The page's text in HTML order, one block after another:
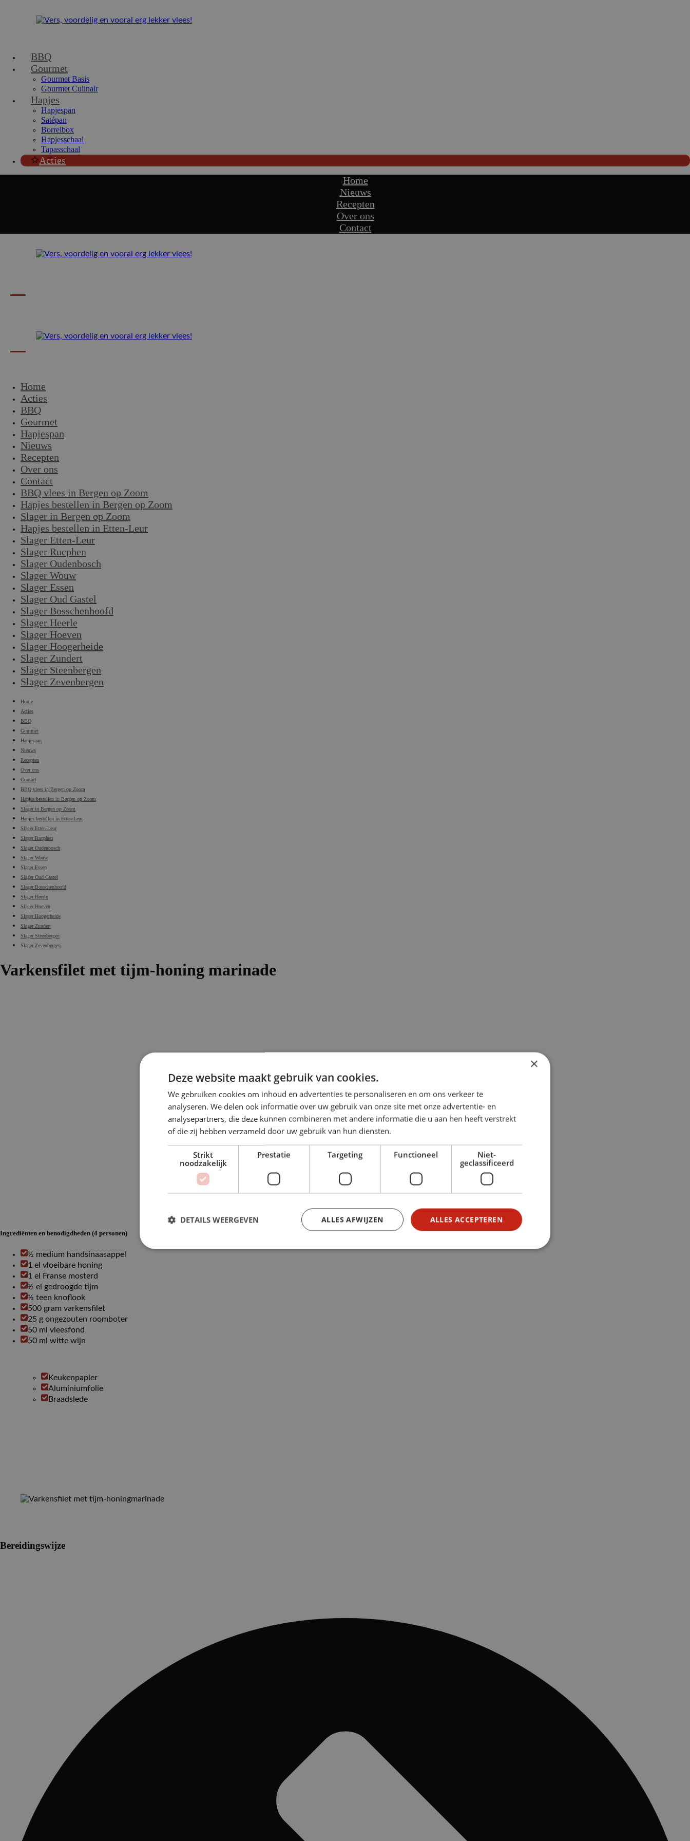
BBQ
Gourmet
Gourmet Basis
Gourmet Culinair
Hapjes
Hapjespan
Satépan
Borrelbox
Hapjesschaal
Tapasschaal
Acties
Home
Nieuws
Recepten
Over ons
Contact
Home
Acties
BBQ
Gourmet
Hapjespan
Nieuws
Recepten
Over ons
Contact
BBQ vlees in Bergen op Zoom
Hapjes bestellen in Bergen op Zoom
Slager in Bergen op Zoom
Hapjes bestellen in Etten-Leur
Slager Etten-Leur
Slager Rucphen
Slager Oudenbosch
Slager Wouw
Slager Essen
Slager Oud Gastel
Slager Bosschenhoofd
Slager Heerle
Slager Hoeven
Slager Hoogerheide
Slager Zundert
Slager Steenbergen
Slager Zevenbergen
Home
Acties
BBQ
Gourmet
Hapjespan
Nieuws
Recepten
Over ons
Contact
BBQ vlees in Bergen op Zoom
Hapjes bestellen in Bergen op Zoom
Slager in Bergen op Zoom
Hapjes bestellen in Etten-Leur
Slager Etten-Leur
Slager Rucphen
Slager Oudenbosch
Slager Wouw
Slager Essen
Slager Oud Gastel
Slager Bosschenhoofd
Slager Heerle
Slager Hoeven
Slager Hoogerheide
Slager Zundert
Slager Steenbergen
Slager Zevenbergen
Varkensfilet met tijm-honing marinade
Ingrediënten en benodigdheden (4 personen)
½ medium handsinaasappel
1 el vloeibare honing
1 el Franse mosterd
½ el gedroogde tijm
½ teen knoflook
500 gram varkensfilet
25 g ongezouten roomboter
50 ml vleesfond
50 ml witte wijn
Keukenpapier
Aluminiumfolie
Braadslede
Bereidingswijze
×
Deze website maakt gebruik van cookies.
We gebruiken cookies om inhoud en advertenties te personaliseren en om ons verkeer te
analyseren. We delen ook informatie over uw gebruik van onze site met onze advertentie- en
analysepartners, die deze kunnen combineren met andere informatie die u aan hen heeft verstrekt
of die zij hebben verzameld door uw gebruik van hun diensten.
Strikt
noodzakelijk
Prestatie Targeting Functioneel
Niet-
geclassificeerd
ALLES ACCEPTEREN
ALLES AFWIJZEN
DETAILS WEERGEVEN